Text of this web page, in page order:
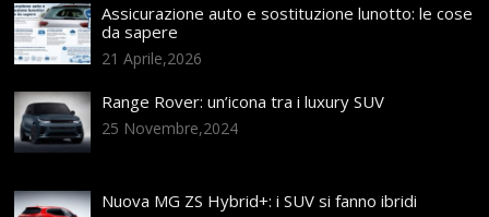
Assicurazione auto e sostituzione lunotto: le cose
da sapere
21 Aprile,2026
Range Rover: un’icona tra i luxury SUV
25 Novembre,2024
Nuova MG ZS Hybrid+: i SUV si fanno ibridi